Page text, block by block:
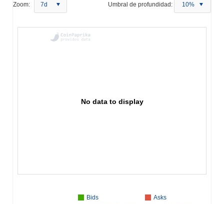
Zoom: 7d Umbral de profundidad: 10%
No data to display
Bids
Asks